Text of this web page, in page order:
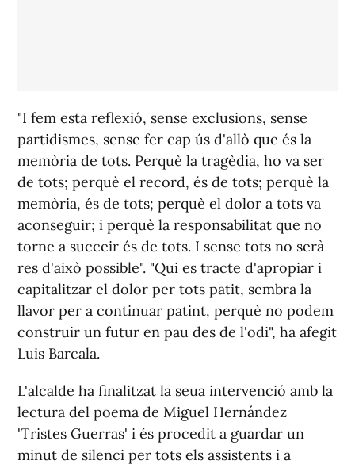
"I fem esta reflexió, sense exclusions, sense
partidismes, sense fer cap ús d'allò que és la
memòria de tots. Perquè la tragèdia, ho va ser
de tots; perquè el record, és de tots; perquè la
memòria, és de tots; perquè el dolor a tots va
aconseguir; i perquè la responsabilitat que no
torne a succeir és de tots. I sense tots no serà
res d'això possible". "Qui es tracte d'apropiar i
capitalitzar el dolor per tots patit, sembra la
llavor per a continuar patint, perquè no podem
construir un futur en pau des de l'odi", ha afegit
Luis Barcala.
L'alcalde ha finalitzat la seua intervenció amb la
lectura del poema de Miguel Hernández
'Tristes Guerras' i és procedit a guardar un
minut de silenci per tots els assistents i a